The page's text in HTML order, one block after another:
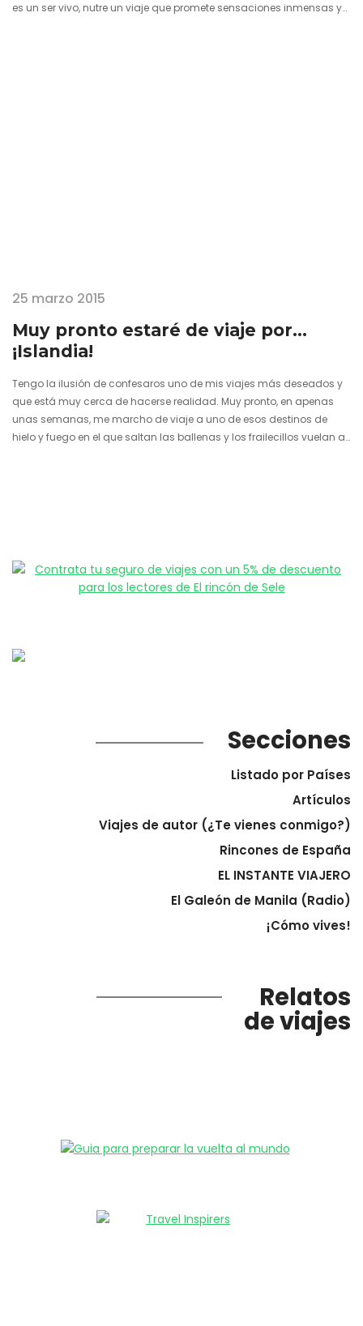
es un ser vivo, nutre un viaje que promete sensaciones inmensas y
25 marzo 2015
Muy pronto estaré de viaje por…
¡Islandia!
Tengo la ilusión de confesaros uno de mis viajes más deseados y
que está muy cerca de hacerse realidad. Muy pronto, en apenas
unas semanas, me marcho de viaje a uno de esos destinos de
hielo y fuego en el que saltan las ballenas y los frailecillos vuelan al
Secciones
Listado por Países
Artículos
Viajes de autor (¿Te vienes conmigo?)
Rincones de España
EL INSTANTE VIAJERO
El Galeón de Manila (Radio)
¡Cómo vives!
Relatos
de viajes